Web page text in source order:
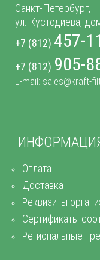
Оплата
Доставка
Реквизиты
Сертификаты
Региональные
Санкт-Петербург,
ул. Кустодиева,
+7 (812) 457-
+7 (812) 905-
E-mail: sales@kraft-